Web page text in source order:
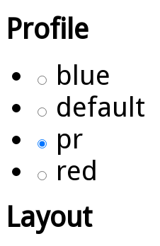
Profile
blue
default
pr
red
Layout